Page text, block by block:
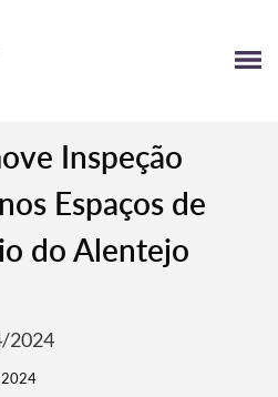
Inspeção
Espaços de
do Alentejo
2024
2024